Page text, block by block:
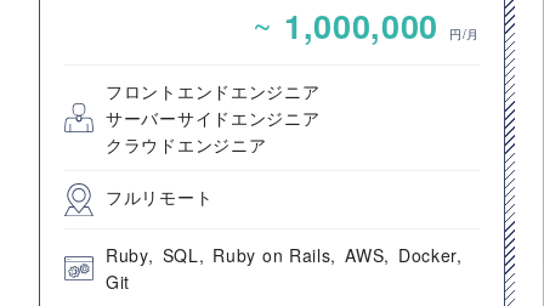
~ 1,000,000 円/月
フロントエンドエンジニア
サーバーサイドエンジニア
クラウドエンジニア
フルリモート
Ruby SQL Ruby on Rails AWS
Docker
Git